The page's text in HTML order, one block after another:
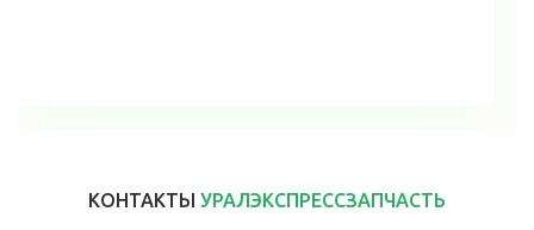
КОНТАКТЫ УРАЛЭКСПРЕССЗАПЧАСТЬ